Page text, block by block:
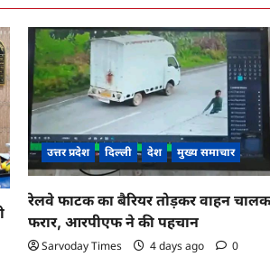
उत्तर प्रदेश दिल्ली देश मुख्य समाचार
रेलवे फाटक का बैरियर तोड़कर वाहन
फरार, आरपीएफ ने की पहचान
Sarvoday Times 4 days ago 0